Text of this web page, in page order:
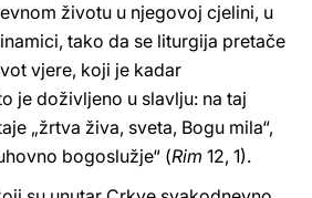
životu u njegovoj cjelini, u
tako da se liturgija pretače
vjere, koji je kadar
je doživljeno u slavlju: na taj
„žrtva živa, sveta, Bogu mila“,
bogoslužje“ (Rim 12, 1).